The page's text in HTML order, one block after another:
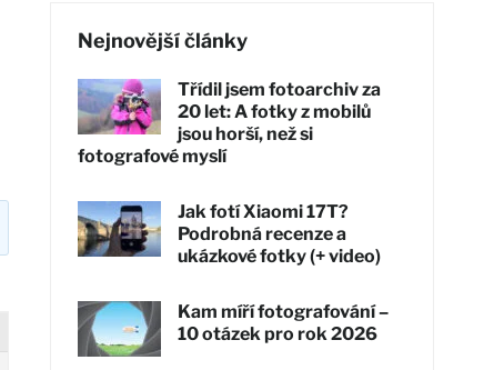
Nejnovější články
Třídil jsem fotoarchiv za
20 let: A fotky z mobilů
jsou horší, než si
fotografové myslí
Jak fotí Xiaomi 17T?
Podrobná recenze a
ukázkové fotky (+ video)
Kam míří fotografování –
10 otázek pro rok 2026